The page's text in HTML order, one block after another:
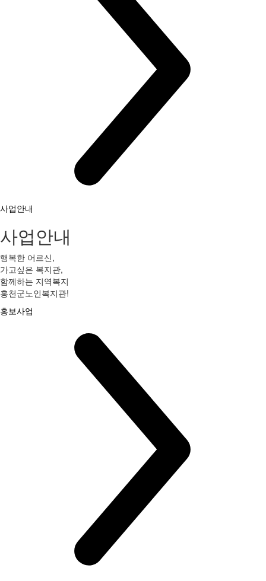
사업안내
사업안내
행복한 어르신,
가고싶은 복지관,
함께하는 지역복지
홍천군노인복지관!
홍보사업